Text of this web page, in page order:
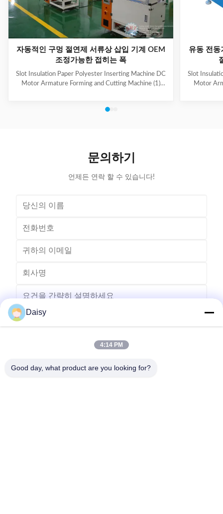
자동적인 구멍 절연제 서류상 삽입 기계 OEM
조정가능한 접히는 폭
Slot Insulation Paper Polyester Inserting Machine DC
Motor Armature Forming and Cutting Machine (1)
thickness 0.15~0.35mm Feeding length 10~200mm
W x H) 500 x 900 x 1200mm (2) Application Electric
유동 전동
Slot
Motor
문의하기
언제든 연락 할 수 있습니다!
Daisy
4:14 PM
Good day, what product are you looking for?